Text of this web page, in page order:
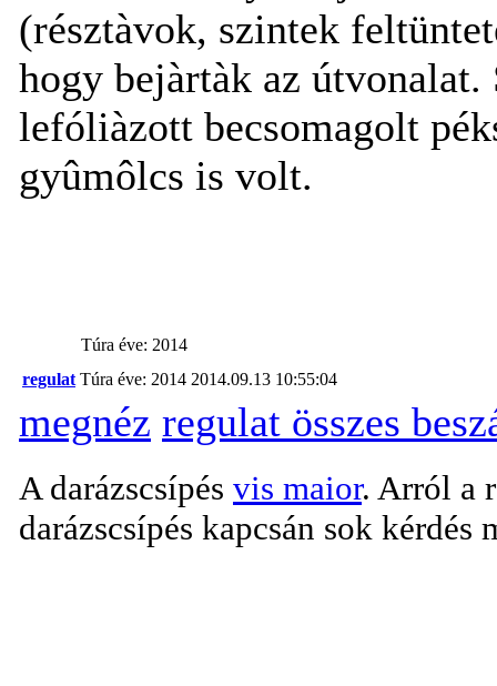
(résztàvok, szintek
hogy bejàrtàk az
lefóliàzott becsomagolt
gyûmôlcs is volt.
Túra éve: 2014
regulat Túra éve: 2014 2014.09.13 10:55:04
megnéz regulat összes
A darázscsípés vis maior. Arról a
darázscsípés kapcsán sok kérdés